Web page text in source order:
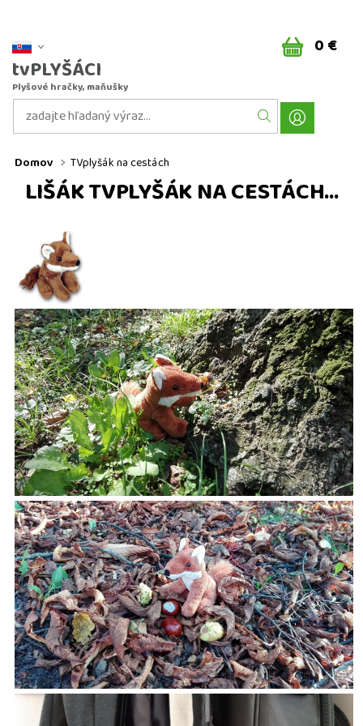
tvPLYŠÁCI
Plyšové hračky, maňušky
0 €
Domov TVplyšák na cestách
LIŠÁK TVPLYŠÁK NA CESTÁCH...